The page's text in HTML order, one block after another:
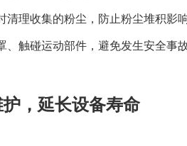
理收集的粉尘，防止粉尘堆积影
触碰运动部件，避免发生安全事故
，延长设备寿命